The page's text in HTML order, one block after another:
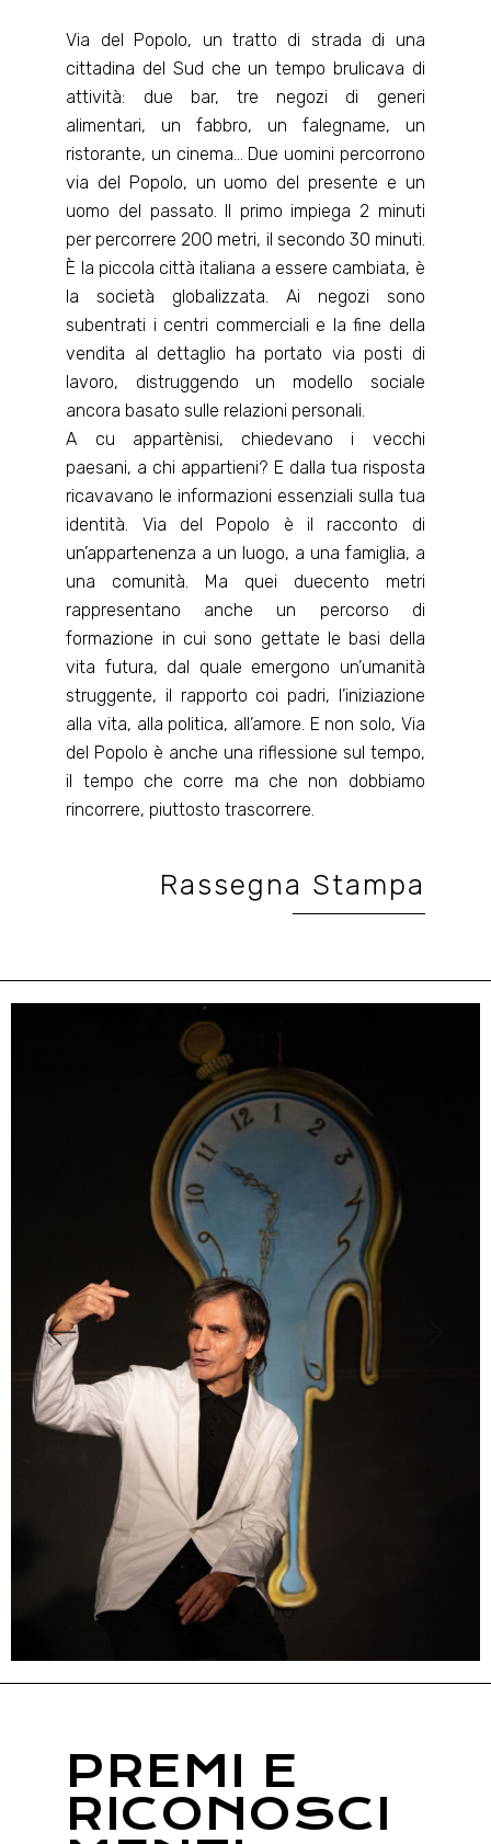
Via del Popolo, un tratto di strada di una
cittadina del Sud che un tempo brulicava di
attività: due bar, tre negozi di generi
alimentari, un fabbro, un falegname, un
ristorante, un cinema… Due uomini percorrono
via del Popolo, un uomo del presente e un
uomo del passato. Il primo impiega 2 minuti
per percorrere 200 metri, il secondo 30 minuti.
È la piccola città italiana a essere cambiata, è
la società globalizzata. Ai negozi sono
subentrati i centri commerciali e la fine della
vendita al dettaglio ha portato via posti di
lavoro, distruggendo un modello sociale
ancora basato sulle relazioni personali.
A cu appartènisi, chiedevano i vecchi
paesani, a chi appartieni? E dalla tua risposta
ricavavano le informazioni essenziali sulla tua
identità. Via del Popolo è il racconto di
un’appartenenza a un luogo, a una famiglia, a
una comunità. Ma quei duecento metri
rappresentano anche un percorso di
formazione in cui sono gettate le basi della
vita futura, dal quale emergono un’umanità
struggente, il rapporto coi padri, l’iniziazione
alla vita, alla politica, all’amore. E non solo, Via
del Popolo è anche una riflessione sul tempo,
il tempo che corre ma che non dobbiamo
rincorrere, piuttosto trascorrere.
Rassegna Stampa
PREMI E
RICONOSCI